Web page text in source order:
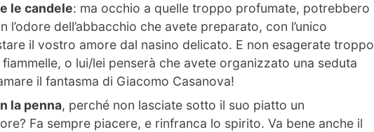
le candele: ma occhio a quelle troppo profumate, potrebbero
l’odore dell’abbacchio che avete preparato, con l’unico
il vostro amore dal nasino delicato. E non esagerate troppo
o lui/lei penserà che avete organizzato una seduta
il fantasma di Giacomo Casanova!
la penna, perché non lasciate sotto il suo piatto un
Fa sempre piacere, e rinfranca lo spirito. Va bene anche il